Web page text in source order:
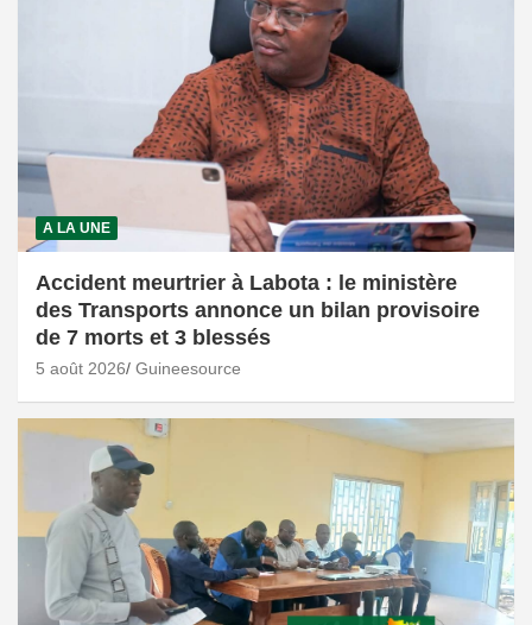
A LA UNE
Accident meurtrier à Labota : le ministère
des Transports annonce un bilan provisoire
de 7 morts et 3 blessés
5 août 2026 Guineesource